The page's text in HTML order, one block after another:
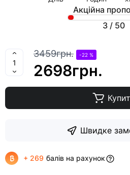
Акційна
3 / 50
3459грн. -22 %
2698грн.
Швидке
+ 269 балів на рахунок